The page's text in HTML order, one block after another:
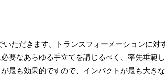
ただきます。トランスフォーメーションに対
要なあらゆる手立てを講じるべく、率先垂範
最も効果的ですので、インパクトが最も大き